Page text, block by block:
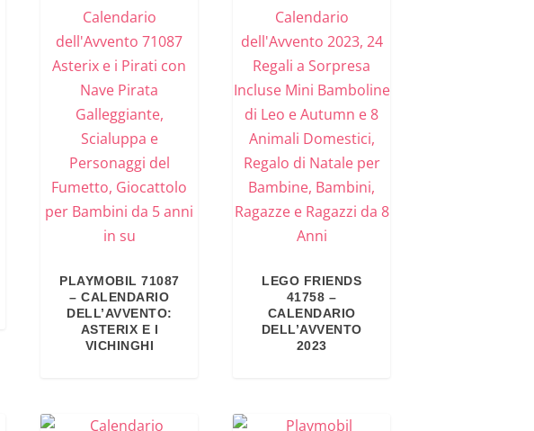
PLAYMOBIL 71087
– CALENDARIO
DELL’AVVENTO:
ASTERIX E I
VICHINGHI
LEGO FRIENDS
41758 –
CALENDARIO
DELL’AVVENTO
2023